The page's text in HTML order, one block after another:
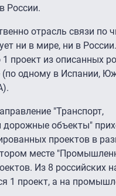
России.
отрасль связи по
ни в мире, ни в
проект из описанных
(по одному в Испании,
"Транспорт,
дорожные объекты"
проектов в
месте
Из 8 российских
1 проект, а на